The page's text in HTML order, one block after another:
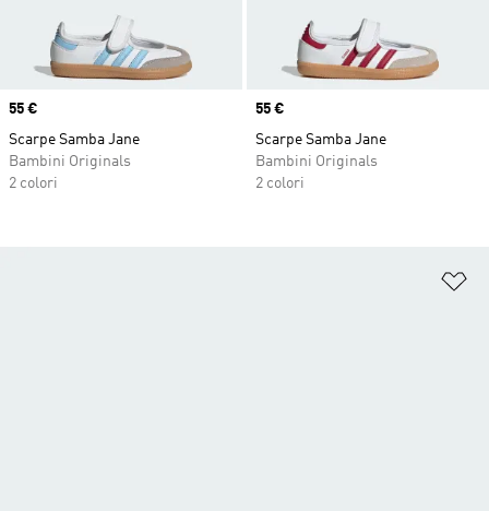
Price
55 €
Scarpe Samba Jane
Bambini Originals
2 colori
Price
55 €
Scarpe Samba Jane
Bambini Originals
2 colori